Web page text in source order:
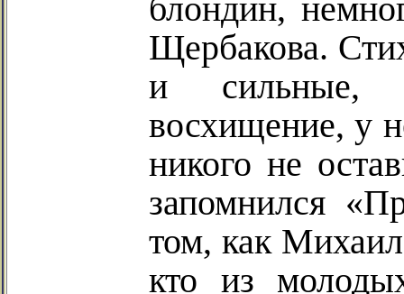
блондин,
Щербакова.
и сильные,
восхищение, у
никого не
запомнился
том, как
кто из